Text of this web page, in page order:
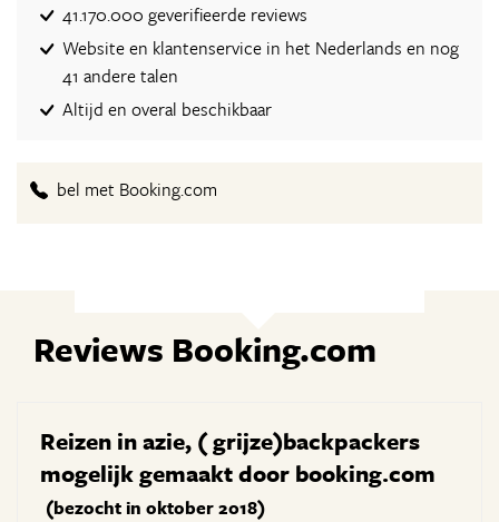
41.170.000 geverifieerde reviews
Website en klantenservice in het Nederlands en nog
41 andere talen
Altijd en overal beschikbaar
bel met Booking.com
Reviews Booking.com
Reizen in azie, ( grijze)backpackers
mogelijk gemaakt door booking.com
(bezocht in oktober 2018)